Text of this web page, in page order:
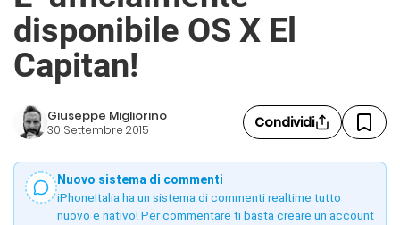
disponibile OS X El
Capitan!
Giuseppe Migliorino
30 Settembre 2015 Condividi
Nuovo sistema di commenti
iPhoneItalia ha un sistema di commenti realtime tutto
nuovo e nativo! Per commentare ti basta creare un account